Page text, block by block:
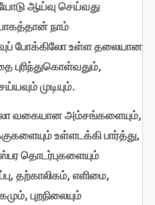
ஆய்வுசெய்வது
நாம்
போக்கிலோஉள்ளதலையான
புரிந்துகொள்வதும்,
முடியும்.
வகையானஅம்சங்களையும்,
உள்ளடக்கிபார்த்து,
தொடர்புகளையும்
,தற்காலிகம்,எளிமை,
,புறநிலையும்